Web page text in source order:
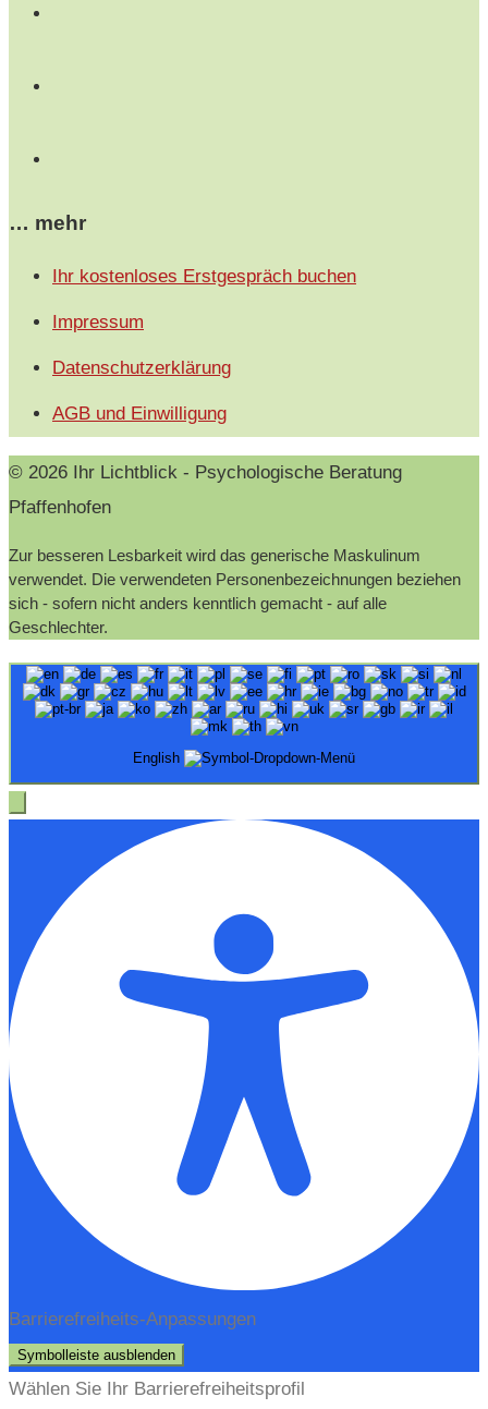
… mehr
Ihr kostenloses Erstgespräch buchen
Impressum
Datenschutzerklärung
AGB und Einwilligung
© 2026 Ihr Lichtblick - Psychologische Beratung
Pfaffenhofen
Zur besseren Lesbarkeit wird das generische Maskulinum
verwendet. Die verwendeten Personenbezeichnungen beziehen
sich - sofern nicht anders kenntlich gemacht - auf alle
Geschlechter.
English
Barrierefreiheits-Anpassungen
Symbolleiste ausblenden
Wählen Sie Ihr Barrierefreiheitsprofil